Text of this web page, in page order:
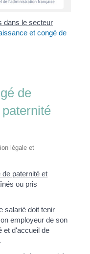
dans le secteur
et congé de
de
légale et
de paternité et
ou pris
salarié doit tenir
employeur de son
et d'accueil de